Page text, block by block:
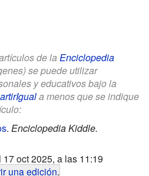
de la Enciclopedia
se puede utilizar
y educativos bajo la
a menos que se indique
. Enciclopedia Kiddle.
oct 2025, a las 11:19
una edición.